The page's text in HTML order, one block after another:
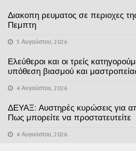
Διακοπη ρευματος σε περιοχες
Πεμπτη
5 Αυγούστου, 2026
Ελεύθεροι και οι τρείς
υπόθεση βιασμού και
4 Αυγούστου, 2026
ΔΕΥΑΞ: Αυστηρές κυρώσεις για
Πως μπορείτε να προστατευτείτε
4 Αυγούστου, 2026